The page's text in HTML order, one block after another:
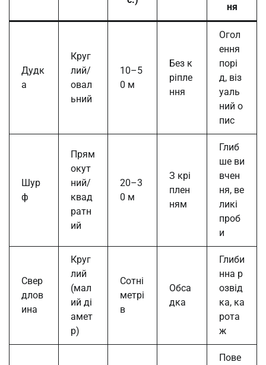
ня
Дудк
а
Круг
лий/
овал
ьний
10–5
0 м
Без к
ріпле
ння
Огол
ення
порі
д, віз
уаль
ний о
пис
Шур
ф
Прям
окут
ний/
квад
ратн
ий
20–3
0 м
З крі
плен
ням
Глиб
ше ви
вчен
ня, ве
ликі
проб
и
Свер
длов
ина
Круг
лий
(мал
ий ді
амет
р)
Сотні
метрі
в
Обса
дка
Глиби
нна р
озвід
ка, ка
рота
ж
Пове